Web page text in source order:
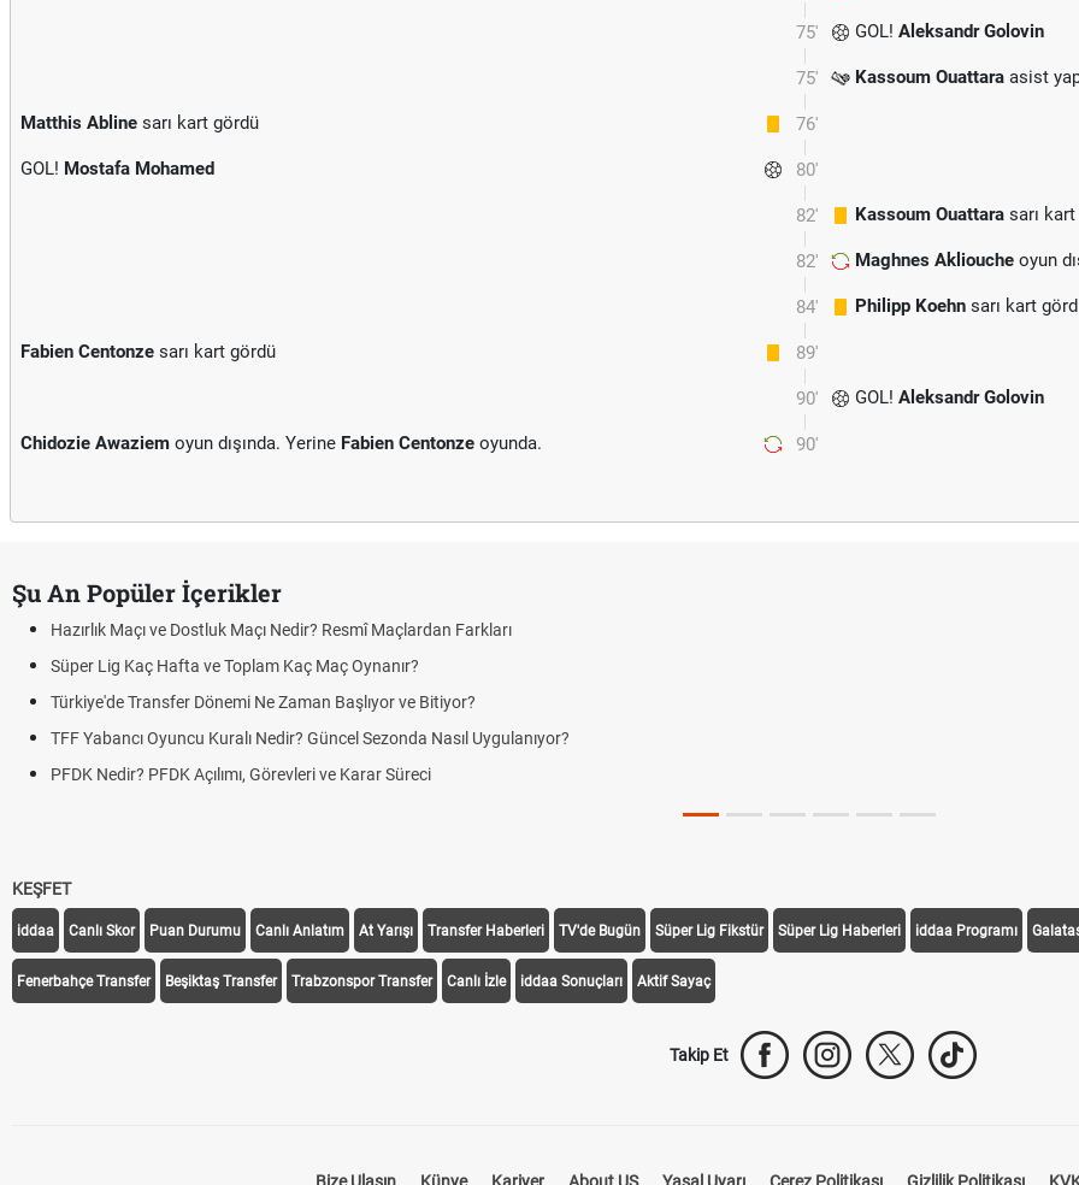
75' GOL! Aleksandr Golovin
75' Kassoum Ouattara asist
76'
Matthis Abline sarı kart gördü
80'
GOL! Mostafa Mohamed
82' Kassoum Ouattara sarı
82' Maghnes Akliouche oyun
84' Philipp Koehn sarı kart
89'
Fabien Centonze sarı kart gördü
90' GOL! Aleksandr Golovin
90'
Chidozie Awaziem oyun dışında. Yerine Fabien Centonze oyunda.
Şu An Popüler İçerikler
Resmî Maçlardan Farkları
Oynanır?
Başlıyor ve Bitiyor?
Sezonda Nasıl Uygulanıyor?
ve Karar Süreci
KEŞFET
iddaa Canlı Skor Puan Durumu Canlı Anlatım At Yarışı Transfer Haberleri TV'de Bugün Süper Lig Fikstür Süper Lig Haberleri iddaa Programı
Fenerbahçe Transfer Beşiktaş Transfer Trabzonspor Transfer Canlı İzle iddaa Sonuçları Aktif Sayaç
Takip Et